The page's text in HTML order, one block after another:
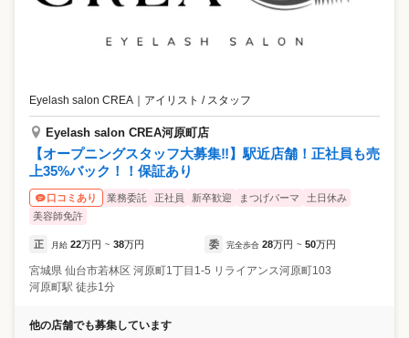
Eyelash salon CREA アイリスト / スタッフ
Eyelash salon CREA河原町店
【オープニングスタッフ大募集‼︎】駅近店舗！正社員も売
上35%バック！！保証あり
口コミあり 業務委託 正社員 新卒歓迎 まつげパーマ
土日休み
美容師免許
正 月給 22万円 ~ 38万円 委 完全歩合 28万円 ~ 50万円
宮城県 仙台市若林区 河原町1丁目1-5 リライアンス河原町103
河原町駅 徒歩1分
他の店舗でも募集しています